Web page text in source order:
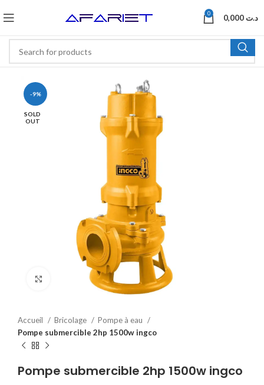
0 د.ت
-9%
SOLD
OUT
Click to enlarge
Accueil Bricolage
Pompe à eau
Pompe submercible 2hp 1500w ingco
Pompe submercible 2hp 1500w ingco